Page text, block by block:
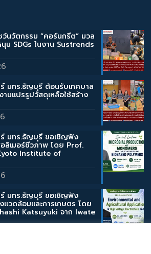
นวัตกรรม “คอร์นกรีต” มวล
น SDGs ในงาน Sustrends
มทร.ธัญบุรี ต้อนรับเทศบาล
นแปรรูปวัสดุเหลือใช้สร้าง
มทร.ธัญบุรี ขอเชิญฟัง
ลิเมอร์ชีวภาพ โดย Prof.
Institute of
มทร.ธัญบุรี ขอเชิญฟัง
วดล้อมและการเกษตร โดย
Katsuyuki จาก Iwate